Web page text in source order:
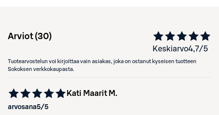
Arviot (30)
Keskiarvo4,7/5
Tuotearvostelun voi kirjoittaa vain asiakas, joka on ostanut kyseisen tuotteen
Sokoksen verkkokaupasta.
arvosana5/5
Kati Maarit M.